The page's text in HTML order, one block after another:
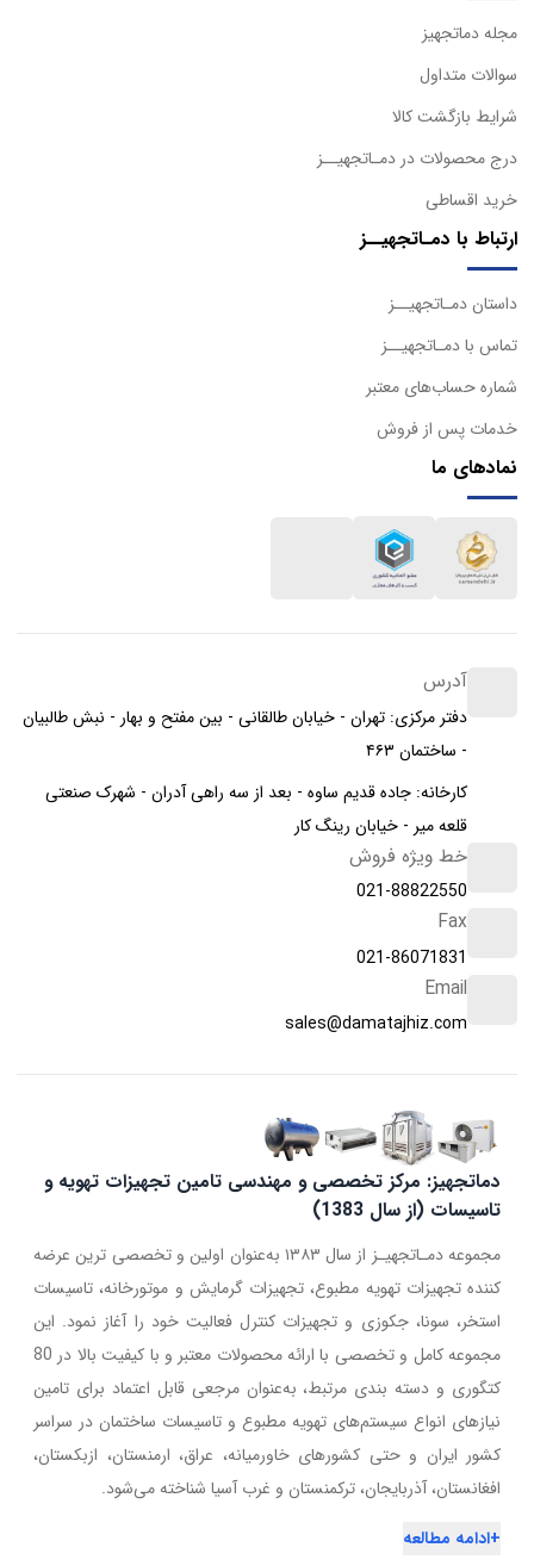
مجله دماتجهیز
سوالات متداول
شرایط بازگشت کالا
درج محصولات در دمـاتجهیــز
خرید اقساطی
ارتباط با دمـاتجهیــز
داستان دمـاتجهیــز
تماس با دمـاتجهیــز
شماره حساب‌های معتبر
خدمات پس از فروش
نمادهای ما
آدرس
دفتر مرکزی: تهران - خیابان طالقانی - بین مفتح و بهار - نبش طالبیان
- ساختمان ۴۶۳
کارخانه: جاده قدیم ساوه - بعد از سه راهی آدران - شهرک صنعتی
قلعه میر - خیابان رینگ کار
خط ویژه فروش
021-88822550
Fax
021-86071831
Email
sales@damatajhiz.com
دماتجهیز: مرکز تخصصی و مهندسی تامین تجهیزات تهویه و
تاسیسات (از سال 1383)
مجموعه دمـاتجهیـز از سال ۱۳۸۳ به‌عنوان اولین و تخصصی ترین عرضه
کننده تجهیزات تهویه مطبوع، تجهیزات گرمایش و موتورخانه، تاسیسات
استخر، سونا، جکوزی و تجهیزات کنترل فعالیت خود را آغاز نمود. این
مجموعه کامل و تخصصی با ارائه محصولات معتبر و با کیفیت بالا در 80
کتگوری و دسته بندی مرتبط، به‌عنوان مرجعی قابل اعتماد برای تامین
نیازهای انواع سیستم‌های تهویه مطبوع و تاسیسات ساختمان در سراسر
کشور ایران و حتی کشورهای خاورمیانه، عراق، ارمنستان، ازبکستان،
افغانستان، آذربایجان، ترکمنستان و غرب آسیا شناخته می‌شود.
+ادامه مطالعه